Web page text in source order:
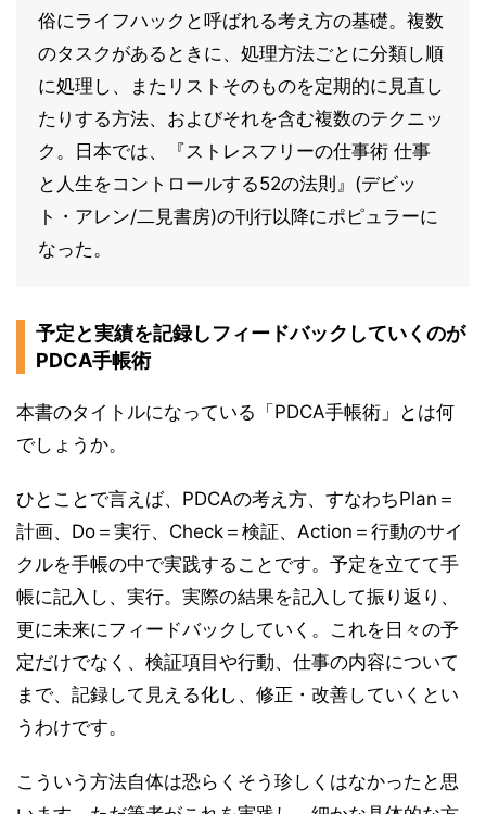
俗にライフハックと呼ばれる考え方の基礎。複数
のタスクがあるときに、処理方法ごとに分類し順
に処理し、またリストそのものを定期的に見直し
たりする方法、およびそれを含む複数のテクニッ
ク。日本では、『ストレスフリーの仕事術 仕事
と人生をコントロールする52の法則』(デビッ
ト・アレン/二見書房)の刊行以降にポピュラーに
なった。
予定と実績を記録しフィードバックしていくのが
PDCA手帳術
本書のタイトルになっている「PDCA手帳術」とは何
でしょうか。
ひとことで言えば、PDCAの考え方、すなわちPlan＝
計画、Do＝実行、Check＝検証、Action＝行動のサイ
クルを手帳の中で実践することです。予定を立てて手
帳に記入し、実行。実際の結果を記入して振り返り、
更に未来にフィードバックしていく。これを日々の予
定だけでなく、検証項目や行動、仕事の内容について
まで、記録して見える化し、修正・改善していくとい
うわけです。
こういう方法自体は恐らくそう珍しくはなかったと思